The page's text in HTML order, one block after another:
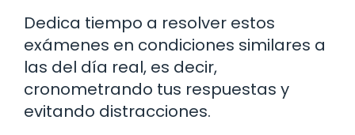
Dedica tiempo a resolver estos
exámenes en condiciones similares a
las del día real, es decir,
cronometrando tus respuestas y
evitando distracciones.